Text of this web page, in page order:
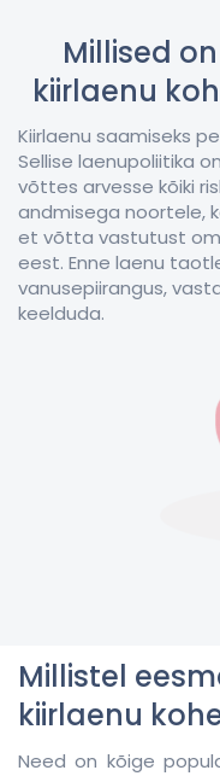
Millised
kiirlaenu
Kiirlaenu saamiseks
Sellise laenupoliitika
võttes arvesse kõiki
andmisega noortele,
et võtta vastutust
eest. Enne laenu
vanusepiirangus,
keelduda.
Millistel
kiirlaenu
Need on kõige